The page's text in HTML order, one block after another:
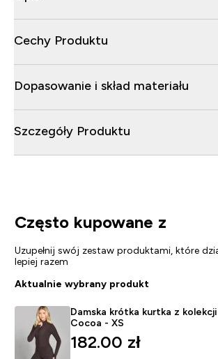
Cechy Produktu
Dopasowanie i skład materiału
Szczegóły Produktu
Często kupowane z
Uzupełnij swój zestaw produktami, które
lepiej razem
Aktualnie wybrany produkt
Damska krótka kurtka z
Cocoa - XS
182.00 zł‎